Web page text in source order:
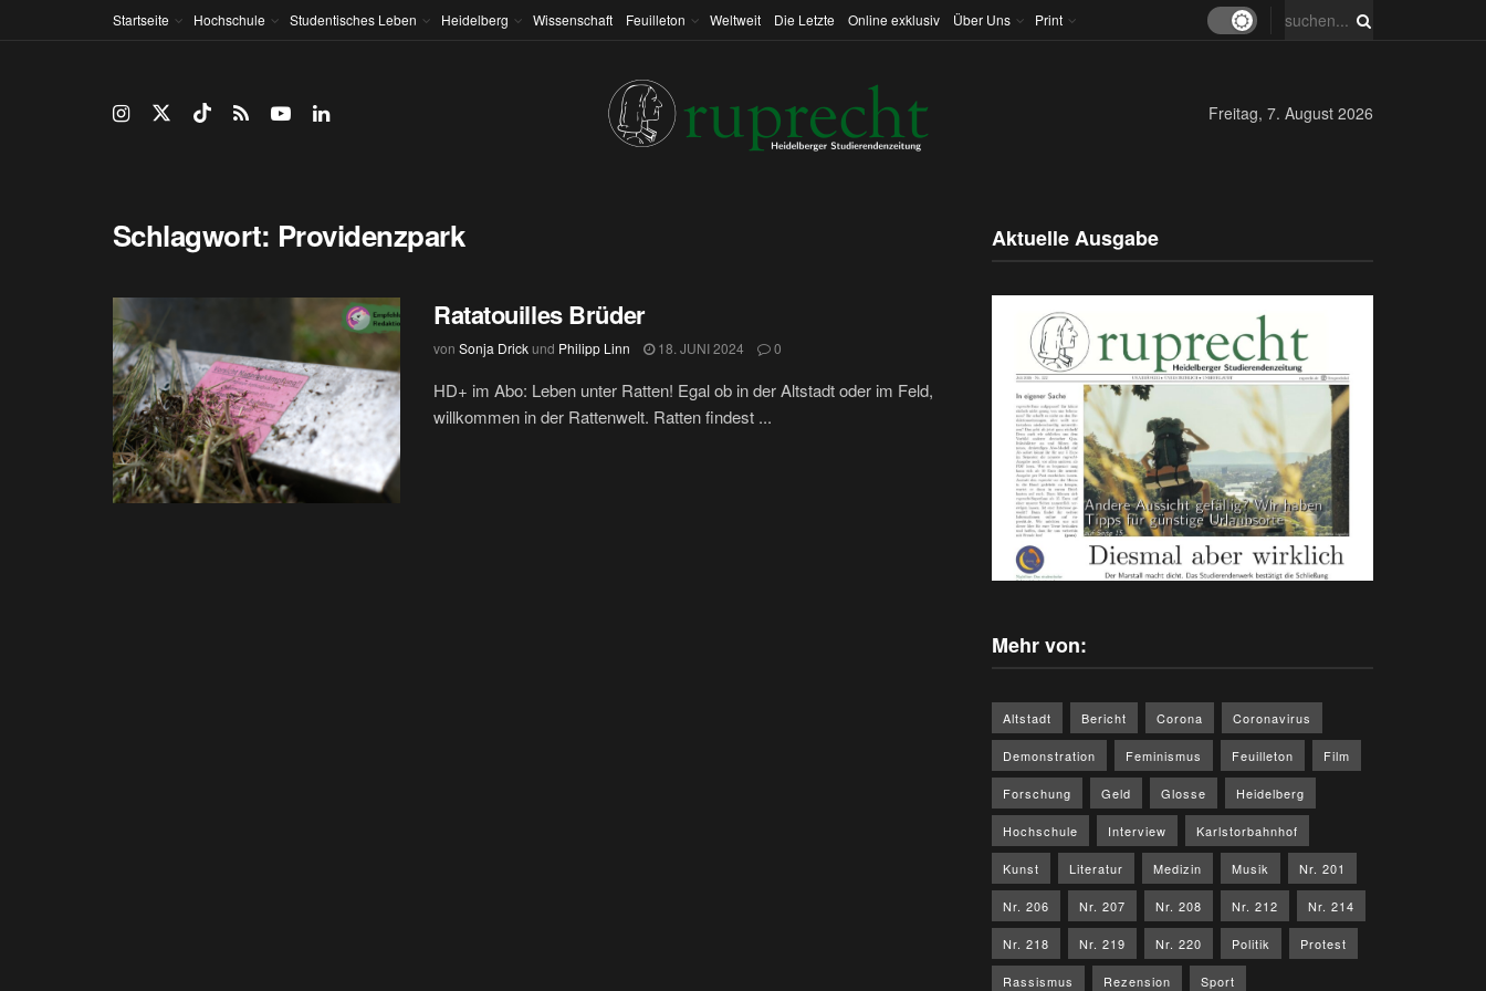
Startseite Hochschule Studentisches Leben Heidelberg Wissenschaft Feuilleton Weltweit Die Letzte Online exklusiv Über Uns Print
Freitag, 7. August 2026
Schlagwort: Providenzpark
Ratatouilles Brüder
von Sonja Drickund Philipp Linn 18. JUNI 2024 0
HD+ im Abo: Leben unter Ratten! Egal ob in der Altstadt oder im Feld,
willkommen in der Rattenwelt. Ratten findest ...
Aktuelle Ausgabe
Mehr von:
Altstadt Bericht Corona Coronavirus
Demonstration Feminismus Feuilleton Film
Forschung Geld Glosse Heidelberg
Hochschule Interview Karlstorbahnhof
Kunst Literatur Medizin Musik Nr. 201
Nr. 206 Nr. 207 Nr. 208 Nr. 212 Nr. 214
Nr. 218 Nr. 219 Nr. 220 Politik Protest
Rassismus Rezension Sport